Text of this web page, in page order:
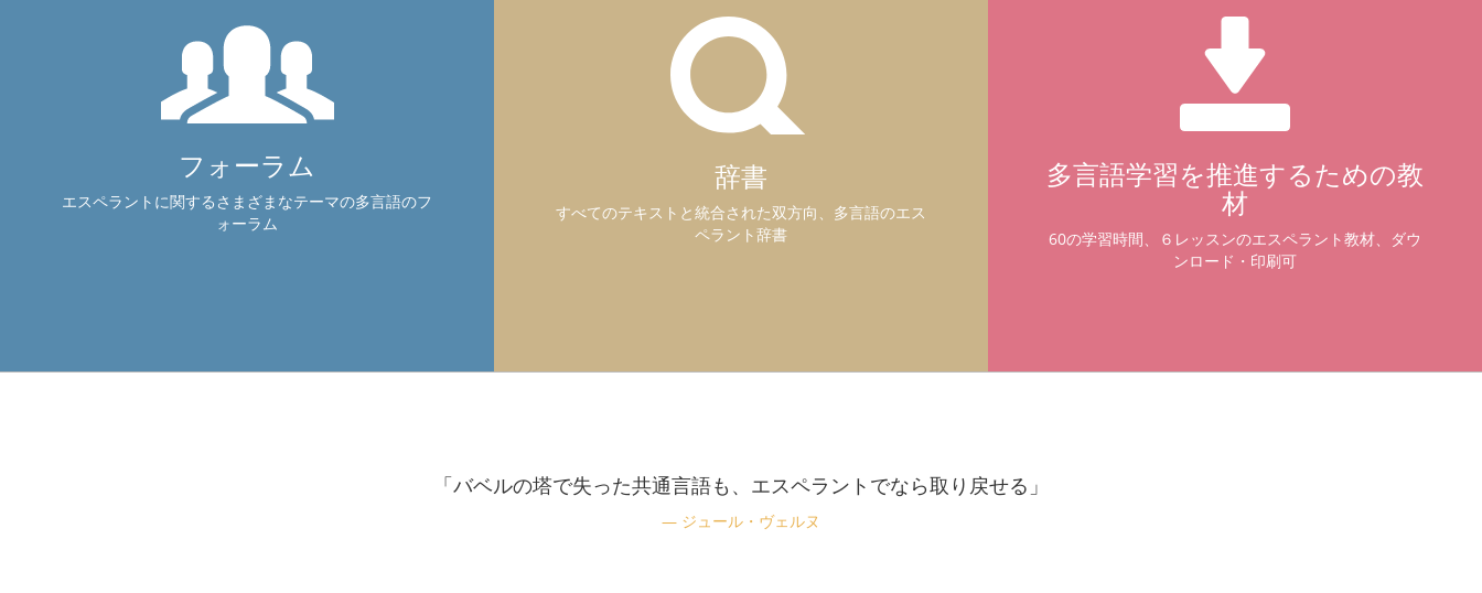
フォーラム
エスペラントに関するさまざまなテーマの多言語のフ
ォーラム
辞書
すべてのテキストと統合された双方向、多言語のエス
ペラント辞書
多言語学習を推進するための教
材
60の学習時間、６レッスンのエスペラント教材、ダウ
ンロード・印刷可
「バベルの塔で失った共通言語も、エスペラントでなら取り戻せる」
ジュール・ヴェルヌ